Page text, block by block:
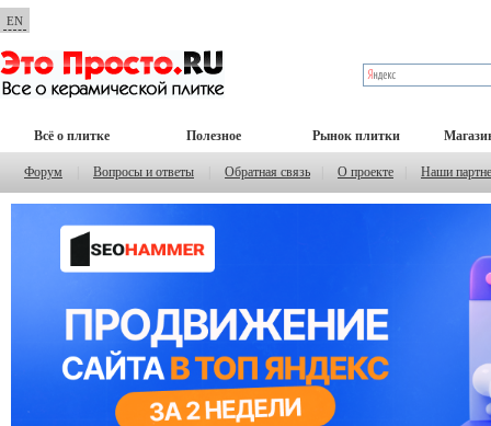
EN
Всё о плитке Полезное Рынок плитки
Форум Вопросы и ответы Обратная связь О проекте Наши